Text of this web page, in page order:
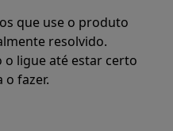
que use o produto
resolvido.
ligue até estar certo
o fazer.